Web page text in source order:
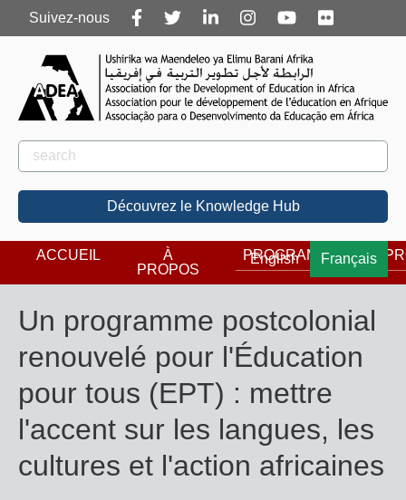
Follow
us
Suivez-nous
Rechercher
Rechercher
Découvrez le Knowledge Hub
English Français
ACCUEIL
À
PROPOS
PROGRAMMES
Un programme postcolonial
renouvelé pour l'Éducation
pour tous (EPT) : mettre
l'accent sur les langues, les
cultures et l'action africaines